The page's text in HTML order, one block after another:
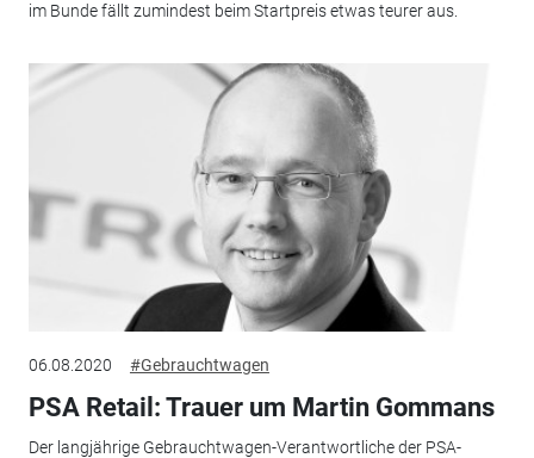
im Bunde fällt zumindest beim Startpreis etwas teurer aus.
06.08.2020 #Gebrauchtwagen
PSA Retail: Trauer um Martin Gommans
Der langjährige Gebrauchtwagen-Verantwortliche der PSA-